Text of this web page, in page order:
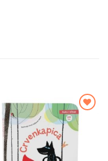
Dodajte
na listu
želja